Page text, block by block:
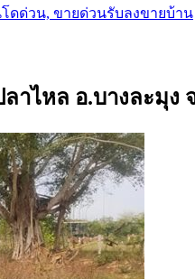
ดด่วน, ขายด่วนรับลงขายบ้าน
หล อ.บางละมุง จ